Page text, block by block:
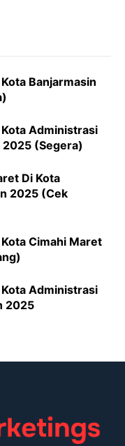
Banjarmasin
Administrasi
(Segera)
Di Kota
2025 (Cek
Cimahi Maret
Administrasi
2025